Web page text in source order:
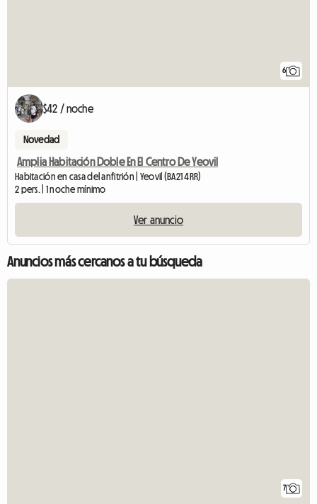
6
$42 / noche
Novedad
Amplia Habitación Doble En El Centro De Yeovil
Habitación en casa del anfitrión | Yeovil (BA21 4RR)
2 pers. | 1 noche mínimo
Ver anuncio
Anuncios más cercanos a tu búsqueda
7